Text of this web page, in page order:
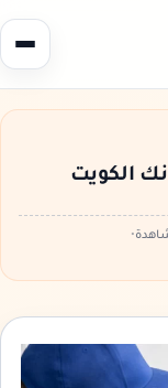
الكويت
•